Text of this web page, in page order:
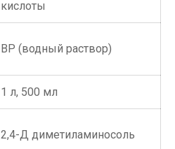
кислоты
ВР (водный раствор)
1 л, 500 мл
2,4-Д диметиламиносоль